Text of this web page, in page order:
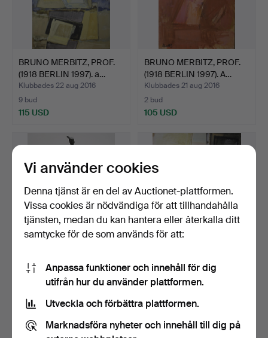
BRUNO MERBITZ, PROF.
(1918 BERLIN 1997). a…
Klubbades 22 aug 2016
9 bud
115 USD
BRUNO MERBITZ, PROF.
(1918 BERLIN 1997). A…
Klubbades 21 aug 2016
2 bud
105 USD
MILO. dansare naken.
Klubbades 21 aug 2016
18 bud
BRUNO MERBITZ, PROF.
(1918 BERLIN 1997). a…
Klubbades 8 aug 2016
2 bud
Vi använder cookies
Denna tjänst är en del av Auctionet-plattformen.
Vissa cookies är nödvändiga för att tillhandahålla
tjänsten, medan du kan hantera eller återkalla ditt
samtycke för de som används för att:
Anpassa funktioner och innehåll för dig
utifrån hur du använder plattformen.
Utveckla och förbättra plattformen.
Marknadsföra nyheter och innehåll till dig på